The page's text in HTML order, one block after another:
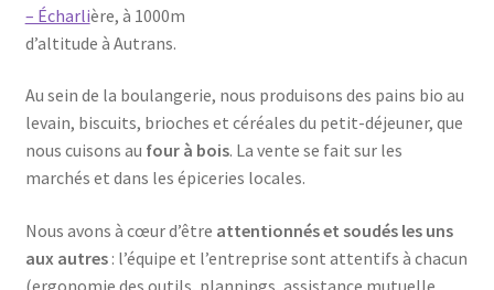
– Écharlière, à 1000m
d’altitude à Autrans.
Au sein de la boulangerie, nous produisons des pains bio au
levain, biscuits, brioches et céréales du petit-déjeuner, que
nous cuisons au four à bois. La vente se fait sur les
marchés et dans les épiceries locales.
Nous avons à cœur d’être attentionnés et soudés les uns
aux autres: l’équipe et l’entreprise sont attentifs à chacun